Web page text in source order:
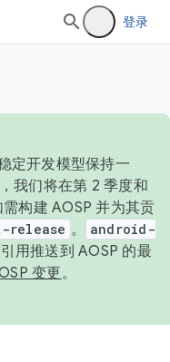
登录
定开发模型保持一
我们将在第 2 季度和
构建 AOSP 并为其贡
release 。
android-
用推送到 AOSP 的最
变更。